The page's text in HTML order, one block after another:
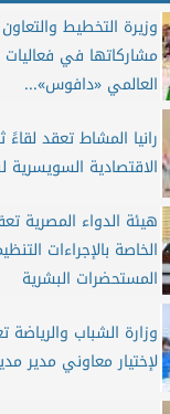
وزيرة التخطيط
مشاركاتها في فعاليات
العالمي «دافوس»...
رانيا المشاط تعقد لقاءً
الاقتصادية
هيئة الدواء المصرية
الخاصة بالإجراءات
المستحضرات البشرية
وزارة الشباب
لإختيار معاوني مدير